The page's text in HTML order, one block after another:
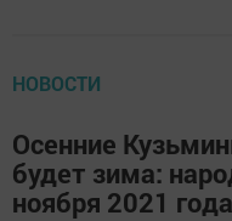
НОВОСТИ
Осенние
будет зима:
ноября 2021 года